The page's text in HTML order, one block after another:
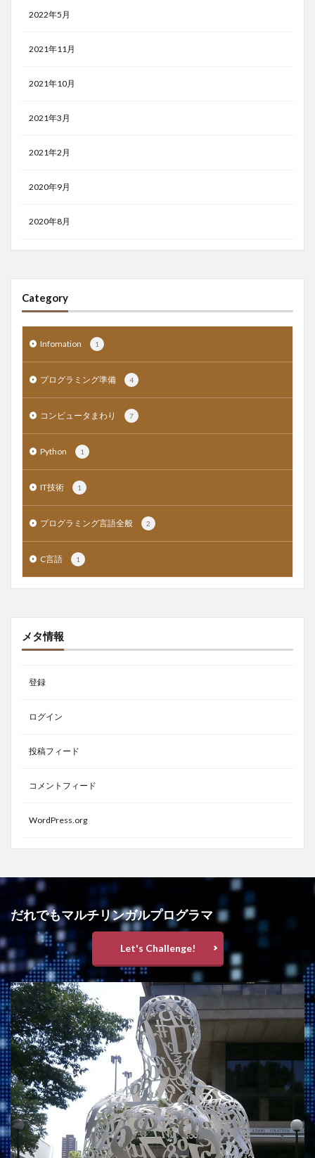
2022年5月
2021年11月
2021年10月
2021年3月
2021年2月
2020年9月
2020年8月
Category
Infomation 1
プログラミング準備 4
コンピュータまわり 7
Python 1
IT技術 1
プログラミング言語全般 2
C言語 1
メタ情報
登録
ログイン
投稿フィード
コメントフィード
WordPress.org
だれでもマルチリンガルプログラマ
Let's Challenge!